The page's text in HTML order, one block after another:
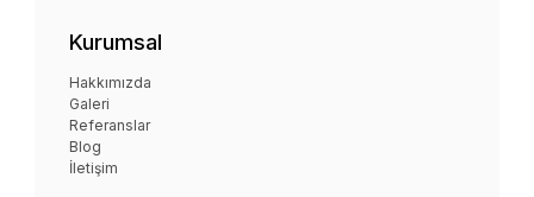
Kurumsal
Hakkımızda
Galeri
Referanslar
Blog
İletişim